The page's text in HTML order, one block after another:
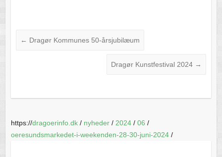
← Dragør Kommunes 50-årsjubilæum
Dragør Kunstfestival 2024 →
https://dragoerinfo.dk/ nyheder/ 2024/ 06 /
oeresundsmarkedet-i-weekenden-28-30-juni-2024/